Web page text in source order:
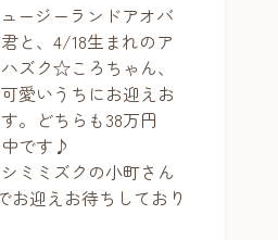
ージーランドアオバ
と、4/18生まれのア
ズク☆ころちゃん、
愛いうちにお迎えお
。どちらも38万円
中です♪
ミミズクの小町さん
お迎えお待ちしており